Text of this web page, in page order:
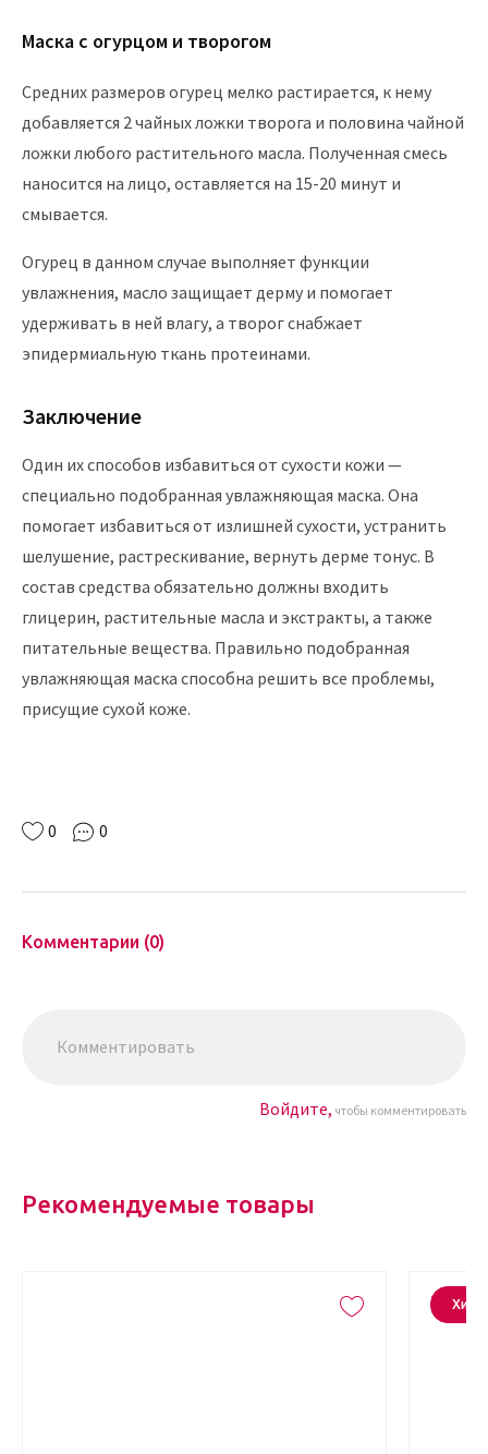
Маска с огурцом и творогом
Средних размеров огурец мелко растирается, к нему
добавляется 2 чайных ложки творога и половина чайной
ложки любого растительного масла. Полученная смесь
наносится на лицо, оставляется на 15-20 минут и
смывается.
Огурец в данном случае выполняет функции
увлажнения, масло защищает дерму и помогает
удерживать в ней влагу, а творог снабжает
эпидермиальную ткань протеинами.
Заключение
Один их способов избавиться от сухости кожи —
специально подобранная увлажняющая маска. Она
помогает избавиться от излишней сухости, устранить
шелушение, растрескивание, вернуть дерме тонус. В
состав средства обязательно должны входить
глицерин, растительные масла и экстракты, а также
питательные вещества. Правильно подобранная
увлажняющая маска способна решить все проблемы,
присущие сухой коже.
0 0
Комментарии (0)
Войдите, чтобы комментировать
Рекомендуемые товары
Хит